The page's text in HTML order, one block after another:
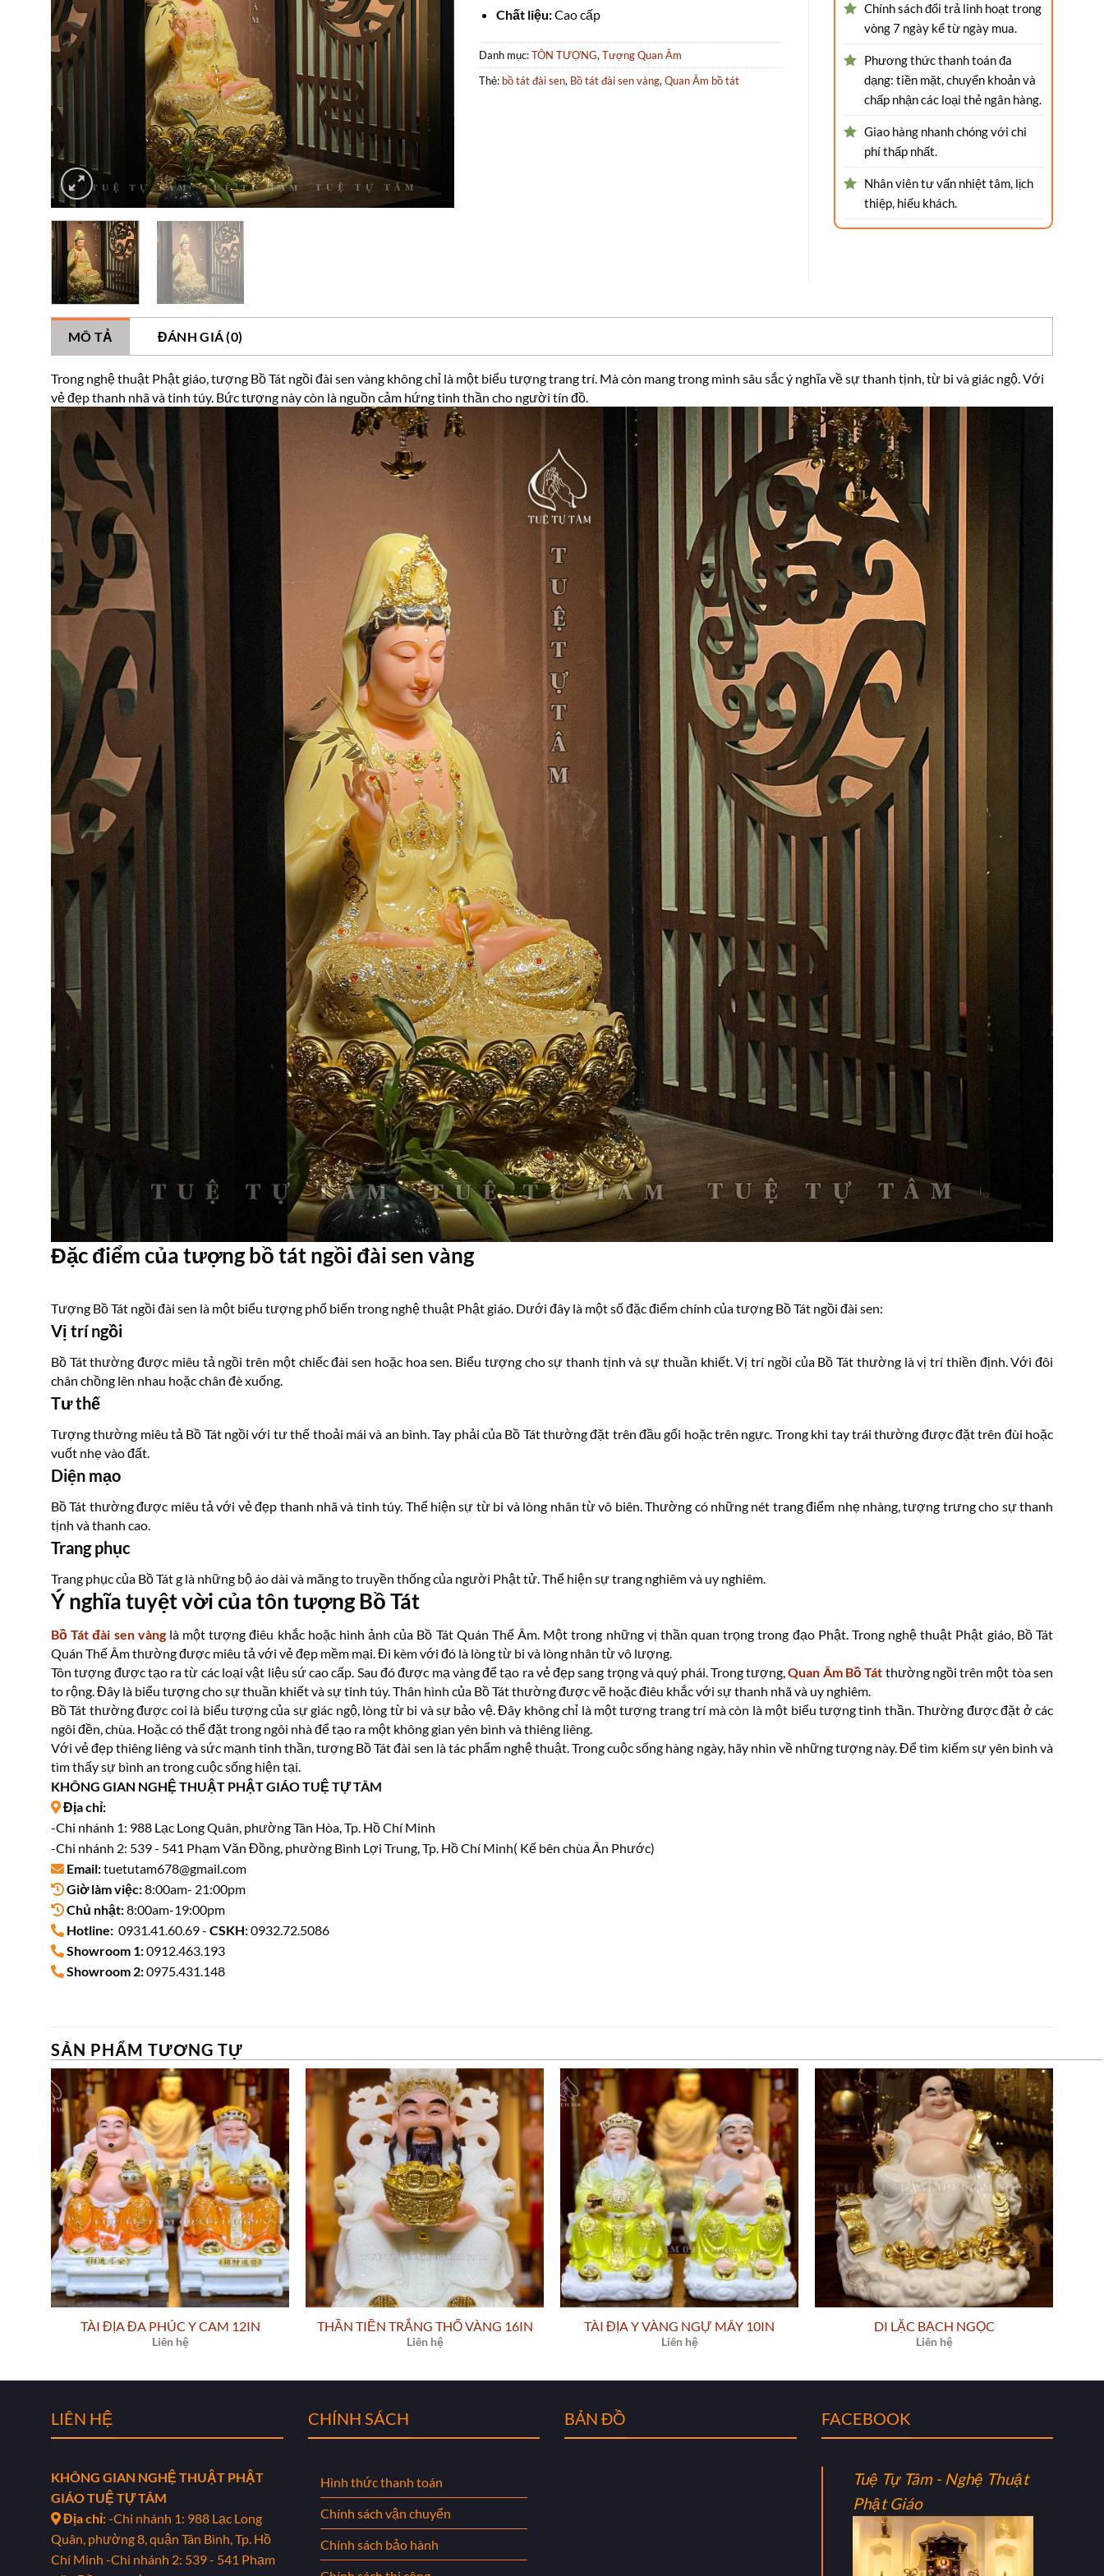
Chất liệu:Cao cấp
Danh mục:TÔN TƯỢNG, Tượng Quan Âm
Thẻ: bồ tát đài sen, Bồ tát đài sen vàng, Quan Âm bồ tát
Chính sách đổi trả linh hoạt trong
vòng 7 ngày kể từ ngày mua.
Phương thức thanh toán đa
dạng: tiền mặt, chuyển khoản và
chấp nhận các loại thẻ ngân hàng.
Giao hàng nhanh chóng với chi
phí thấp nhất.
Nhân viên tư vấn nhiệt tâm, lịch
thiệp, hiếu khách.
MÔ TẢ ĐÁNH GIÁ (0)
Trong nghệ thuật Phật giáo, tượng Bồ Tát ngồi đài sen vàng không chỉ là một biểu tượng trang trí. Mà còn mang trong mình sâu sắc ý nghĩa về sự thanh tịnh, từ bi và giác ngộ. Với
vẻ đẹp thanh nhã và tinh túy. Bức tượng này còn là nguồn cảm hứng tinh thần cho người tín đồ.
Đặc điểm của tượng bồ tát ngồi đài sen vàng
Tượng Bồ Tát ngồi đài sen là một biểu tượng phổ biến trong nghệ thuật Phật giáo. Dưới đây là một số đặc điểm chính của tượng Bồ Tát ngồi đài sen:
Vị trí ngồi
Bồ Tát thường được miêu tả ngồi trên một chiếc đài sen hoặc hoa sen. Biểu tượng cho sự thanh tịnh và sự thuần khiết. Vị trí ngồi của Bồ Tát thường là vị trí thiền định. Với đôi
chân chồng lên nhau hoặc chân đè xuống.
Tư thế
Tượng thường miêu tả Bồ Tát ngồi với tư thế thoải mái và an bình. Tay phải của Bồ Tát thường đặt trên đầu gối hoặc trên ngực. Trong khi tay trái thường được đặt trên đùi hoặc
vuốt nhẹ vào đất.
Diện mạo
Bồ Tát thường được miêu tả với vẻ đẹp thanh nhã và tinh túy. Thể hiện sự từ bi và lòng nhân từ vô biên. Thường có những nét trang điểm nhẹ nhàng, tượng trưng cho sự thanh
tịnh và thanh cao.
Trang phục
Trang phục của Bồ Tát g là những bộ áo dài và măng to truyền thống của người Phật tử. Thể hiện sự trang nghiêm và uy nghiêm.
Ý nghĩa tuyệt vời của tôn tượng Bồ Tát
Bồ Tát đài sen vànglà một tượng điêu khắc hoặc hình ảnh của Bồ Tát Quán Thế Âm. Một trong những vị thần quan trọng trong đạo Phật. Trong nghệ thuật Phật giáo, Bồ Tát
Quán Thế Âm thường được miêu tả với vẻ đẹp mềm mại. Đi kèm với đó là lòng từ bi và lòng nhân từ vô lượng.
Tôn tượng được tạo ra từ các loại vật liệu sứ cao cấp. Sau đó được mạ vàng để tạo ra vẻ đẹp sang trọng và quý phái. Trong tượng,Quan Âm Bồ Tát thường ngồi trên một tòa sen
to rộng. Đây là biểu tượng cho sự thuần khiết và sự tinh túy. Thân hình của Bồ Tát thường được vẽ hoặc điêu khắc với sự thanh nhã và uy nghiêm.
Bồ Tát thường được coi là biểu tượng của sự giác ngộ, lòng từ bi và sự bảo vệ. Đây không chỉ là một tượng trang trí mà còn là một biểu tượng tinh thần. Thường được đặt ở các
ngôi đền, chùa. Hoặc có thể đặt trong ngôi nhà để tạo ra một không gian yên bình và thiêng liêng.
Với vẻ đẹp thiêng liêng và sức mạnh tinh thần, tượng Bồ Tát đài sen là tác phẩm nghệ thuật. Trong cuộc sống hàng ngày, hãy nhìn về những tượng này. Để tìm kiếm sự yên bình và
tìm thấy sự bình an trong cuộc sống hiện tại.
KHÔNG GIAN NGHỆ THUẬT PHẬT GIÁO TUỆ TỰ TÂM
Địa chỉ:
-Chi nhánh 1: 988 Lạc Long Quân, phường Tân Hòa, Tp. Hồ Chí Minh
-Chi nhánh 2: 539 - 541 Phạm Văn Đồng, phường Bình Lợi Trung, Tp. Hồ Chí Minh( Kế bên chùa Ân Phước)
Email:tuetutam678@gmail.com
Giờ làm việc:8:00am- 21:00pm
Chủ nhật:8:00am-19:00pm
Hotline: 0931.41.60.69 - CSKH:0932.72.5086
Showroom 1:0912.463.193
Showroom 2:0975.431.148
SẢN PHẨM TƯƠNG TỰ
TÀI ĐỊA ĐA PHÚC Y CAM 12IN
Liên hệ
THẦN TIỀN TRẮNG THỐ VÀNG 16IN
Liên hệ
TÀI ĐỊA Y VÀNG NGỰ MÂY 10IN
Liên hệ
DI LẶC BẠCH NGỌC
Liên hệ
LIÊN HỆ
KHÔNG GIAN NGHỆ THUẬT PHẬT
GIÁO TUỆ TỰ TÂM
Địa chỉ:-Chi nhánh 1: 988 Lạc Long
Quân, phường 8, quận Tân Bình, Tp. Hồ
Chí Minh -Chi nhánh 2: 539 - 541 Phạm
CHÍNH SÁCH
Hình thức thanh toán
Chính sách vận chuyển
Chính sách bảo hành
BẢN ĐỒ FACEBOOK
Tuệ Tự Tâm - Nghệ Thuật
Phật Giáo